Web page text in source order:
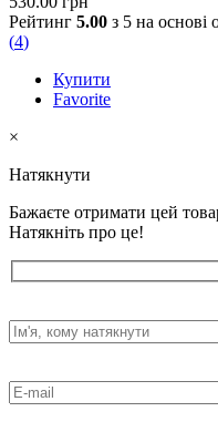
Рейтинг 5.00 з 5 на основі
(4)
Купити
Favorite
×
Натякнути
Бажаєте отримати цей
Натякніть про це!